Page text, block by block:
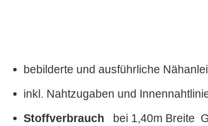
bebilderte und ausführliche
inkl. Nahtzugaben und
Stoffverbrauch
bei 1,40m